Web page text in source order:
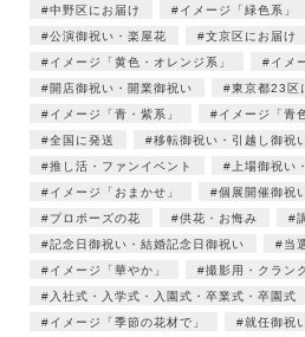
中野区にお届け
イメージ「緑色系」
公演御祝い・楽屋花
文京区にお届け
イメージ「黄色・オレンジ系」
イメ
開店御祝い・開業御祝い
東京都23区
イメージ「青・紫系」
イメージ「青
全国に発送
移転御祝い・引越し御祝
推し活・ファンイベント
上場御祝い
イメージ「おまかせ」
個展開催御祝
プロポーズの花
供花・お悔み
記念日御祝い・結婚記念日御祝い
当
イメージ「華やか」
撮影用・クラン
入社式・入学式・入園式・卒業式・卒園式
イメージ「季節の花材で」
就任御祝